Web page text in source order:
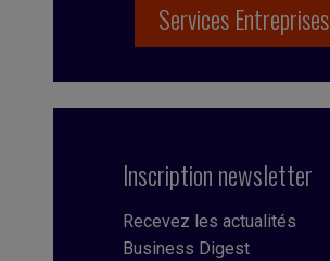
Services Entreprises
Inscription newsletter
Recevez les actualités
Business Digest